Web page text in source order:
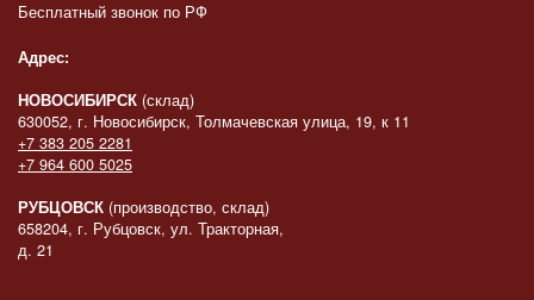
Бесплатный звонок по РФ
Адрес:
НОВОСИБИРСК (склад)
630052, г. Новосибирск, Толмачевская улица, 19, к 11
+7 383 205 2281
+7 964 600 5025
РУБЦОВСК (производство, склад)
658204, г. Рубцовск, ул. Тракторная,
д. 21